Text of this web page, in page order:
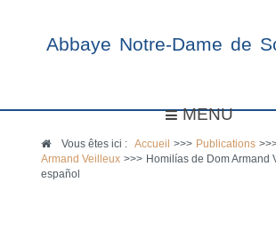
Abbaye Notre-Dame de
MENU
Vous êtes ici :Accueil >>> Publications
Armand Veilleux >>> Homilías de Dom Armand
español